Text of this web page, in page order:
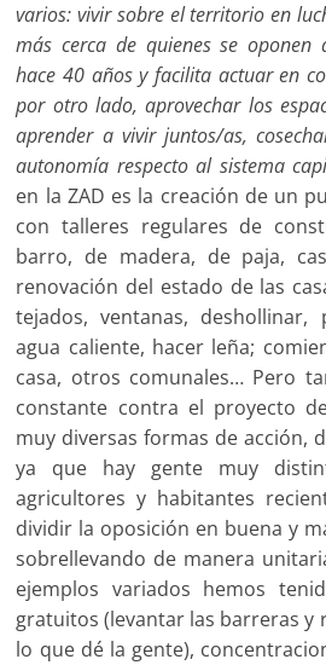
varios: vivir sobre el territorio en
más cerca de quienes se oponen
hace 40 años y facilita actuar en
por otro lado, aprovechar los
aprender a vivir juntos/as,
autonomía respecto al sistema
en la ZAD es la creación de un
con talleres regulares de
barro, de madera, de paja,
renovación del estado de las
tejados, ventanas, deshollinar,
agua caliente, hacer leña;
casa, otros comunales… Pero
constante contra el proyecto
muy diversas formas de acción,
ya que hay gente muy
agricultores y habitantes
dividir la oposición en buena y
sobrellevando de manera
ejemplos variados hemos
gratuitos (levantar las barreras y
lo que dé la gente),